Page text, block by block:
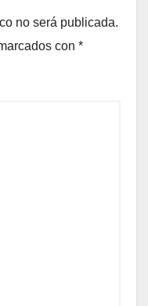
no será publicada.
con *